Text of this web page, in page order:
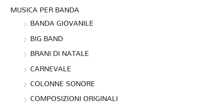
MUSICA PER BANDA
BANDA GIOVANILE
BIG BAND
BRANI DI NATALE
CARNEVALE
COLONNE SONORE
COMPOSIZIONI ORIGINALI